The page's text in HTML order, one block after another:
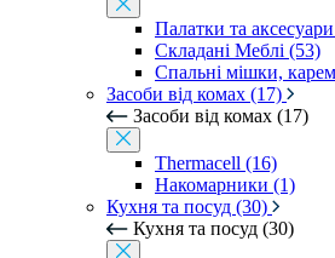
Палатки та
Складані Меблі (53)
Спальні мішки,
Засоби від комах (17)
Засоби від комах (17)
Thermacell (16)
Накомарники (1)
Кухня та посуд (30)
Кухня та посуд (30)